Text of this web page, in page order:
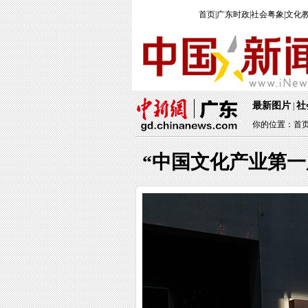
首页 广东时政社会粤象 文化
最新图片|社
你的位置：首
“中国文化产业第